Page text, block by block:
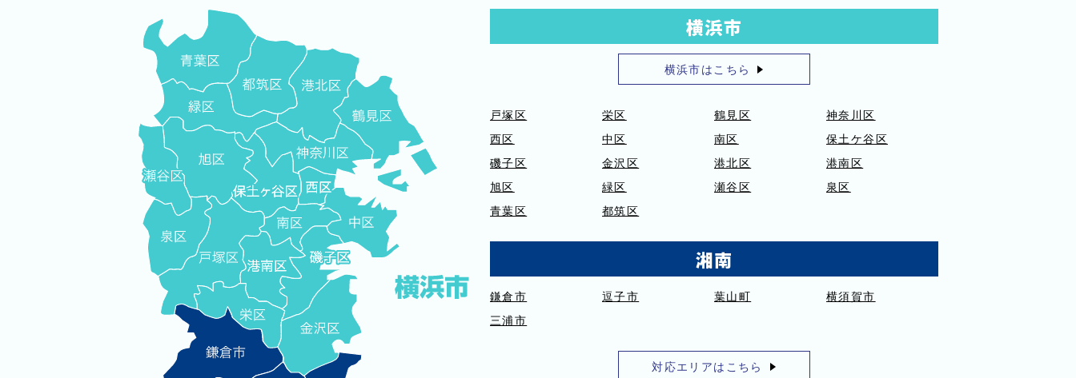
横浜市
横浜市はこちら
戸塚区 栄区 鶴見区
神奈川区
西区
中区 南区
保土ケ谷区
磯子区
金沢区 港北区
港南区
旭区
緑区 瀬谷区
泉区
青葉区
都筑区
湘南
鎌倉市 逗子市 葉山町
横須賀市
三浦市
対応エリアはこちら